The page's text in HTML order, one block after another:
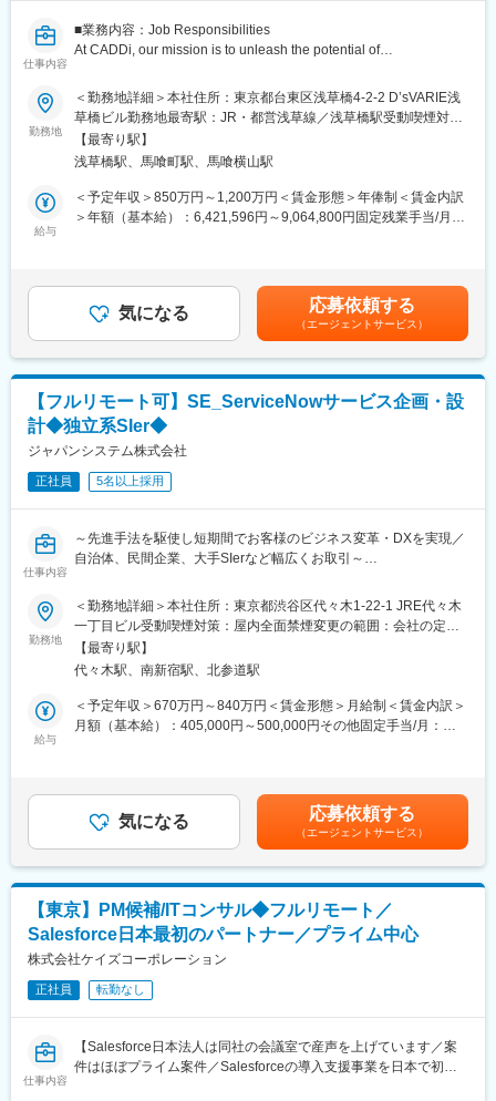
駅、藤沢駅、横須賀駅、横浜駅、相模原駅、川崎駅、平塚駅、茅
ケ崎駅、大和駅(神奈川県)、本厚木駅、小田原駅、鎌倉駅、秦野
田駅、佐久平駅、飯田駅(長野県)、豊科駅、中野松川駅、飯山駅、
須坂駅、広丘駅、甲府駅、竜王駅、石和温泉駅、富士山駅、山梨
市駅、都留市駅、韮崎駅、大月駅、富山駅、越中中川駅、砺波
駅、黒部駅、魚津駅、滑川駅、金沢駅、福井駅(福井県)、敦賀駅、
浜松駅、静岡駅、富士駅、沼津駅、磐田駅、藤枝駅、岡崎駅、豊
橋駅、名古屋駅、刈谷市駅、名鉄一宮駅、三河安城駅、岐阜駅、
各務ケ原駅、多治見駅、可児駅、四日市駅、津駅、名張駅、布施
県)、宝塚駅、伊丹駅(阪急線)、芦屋駅(東海道本線)、大津駅、草津
駅(滋賀県)、彦根駅、八日市駅、倉敷市駅、岡山駅、津山駅、広島
駅、福山駅、呉駅、西条駅(広島県)、尾道駅、下関駅、山口駅(山
川県)、丸亀駅、徳島駅、阿南駅、鳴門駅、久留米駅、小倉駅(福岡
県)、大牟田駅、筑紫駅、天神駅、大分駅、別府駅(大分県)、中津
駅(大分県)、宮崎駅、延岡駅、都城駅、鹿児島駅、熊本駅、佐賀
駅、長崎駅(長崎県)、佐世保駅、那覇空港駅(鉄道)、秋葉原駅、高
田馬場駅、綾瀬駅、豊田駅、溝の口駅、なんば駅(地下鉄)、心斎橋
駅、天王寺駅、金山駅(愛知県)、伏見駅(愛知県)、博多駅、中洲川
端駅、山科駅、久喜駅、本八幡駅(総武線)、大森海岸駅、さっぽろ
駅、函館駅前駅、津軽五所川原駅、田茂山駅、あおば通駅、曽根
田駅、鷹巣駅、工機前駅、佐貫駅、宇都宮駅東口駅、今市駅、中
央前橋駅、西桐生駅、北朝霞駅、池ノ上駅、蓮沼駅、西葛西駅、
岩淵駅、新宿駅(東京メトロ)、東池袋駅、不動前駅、住吉駅(東京
都)、六本木一丁目駅、布田駅、稲荷町駅(東京都)、立川北駅、三
越前駅、二重橋前駅、桜街道駅、京成船橋駅、京成千葉駅、北習
志野駅、野田市駅、京成成田駅、仲ノ町駅、逸見駅、新高島駅、
山駅、西松本駅、岩村田駅、南豊科駅、上大月駅、志貴野中学校
前駅、新魚津駅、北鉄金沢駅、福井駅、新浜松駅、新静岡駅、新
ンド駅、宝塚南口駅、新伊丹駅、芦屋川駅、上栄町駅、新八日市
駅、倉敷駅、岡山駅前駅、電鉄出雲市駅、高知駅前駅、宮田町
駅、高松築港駅、眉山ロープウェイ山麓駅、西鉄福岡駅、鹿児島
駅前駅、熊本駅前駅、長崎駅前駅、佐世保中央駅、神泉駅、岩本
町駅、西早稲田駅、青井駅、高津駅(神奈川県)、大阪難波駅、四ツ
橋駅、大阪阿部野橋駅、東別院駅、丸の内駅(愛知県)、祇園駅(福
岡県)、櫛田神社前駅、京阪山科駅、本八幡駅(都営線)、北１２条
駅、松風町駅、広瀬通駅、東宿郷駅、東北沢駅、京成関屋駅、新
宿三丁目駅、都電雑司ケ谷駅、麻布十番駅、京成上野駅、立川南
駅、茅場町駅、京橋駅(東京都)、東海神駅、栄町駅(千葉県)、汐入
駅、大阪梅田駅(阪神線)、東寺駅、阪神国道駅、西新町駅、高速神
戸駅、芦屋駅(阪神線)、西川緑道公園駅、猿猴橋町駅、高知橋駅、
仕事内容
■業務内容：Job Responsibilities
At CADDi, our mission is to unleash the potential of
delivering an AI-powered data platform for the industry. We are
delivering value not only to customers in Japan, but also across
the US and ASEAN countries, and we are growing at a pace far
exceeding the T2D3 benchmark.
In addition, our engineering organization is entering an exciting
new phase, where we are opening the doors not only to
Japanese-speaking professionals, but also to global talent from
around the world. We’re seeking individuals with strong technical
this exciting new stage of growth.
These materials are a great place to start if you want to
understand who we are and what we do.
勤務地
＜勤務地詳細＞本社住所：東京都台東区浅草橋4-2-2 D’sVARIE浅
草橋ビル勤務地最寄駅：JR・都営浅草線／浅草橋駅受動喫煙対
策：屋内全面禁煙
【最寄り駅】
浅草橋駅、馬喰町駅、馬喰横山駅
給与
＜予定年収＞850万円～1,200万円＜賃金形態＞年俸制＜賃金内訳
＞年額（基本給）：6,421,596円～9,064,800円固定残業手当/月：
給与補足＞※別途ストックオプション付与あり■給与改定：原則年
2回賃金はあくまでも目安の金額であり、選考を通じて上下する可
能性があります。月給(月額)は固定手当を含めた表記です。
気になる 応募依頼する
（エージェントサービス）
【フルリモート可】SE_ServiceNowサービス企画・設
計◆独立系SIer◆
ジャパンシステム株式会社
正社員 5名以上採用
仕事内容
～先進手法を駆使し短期間でお客様のビジネス変革・DXを実現／
自治体、民間企業、大手SIerなど幅広くお取引～
【概要】
・ServiceNowを活用したWebサービスの企画・設計をお任せしま
す。
【募集背景】
・企業や自治体などのDX推進を支えるソリューションサービス提
供をさらに拡大していくこととなりました。ビジネス拡大に向
け、ServiceNowを活用した新たなサービスを企画・設計できる人
【働き方】
・フルリモートワーク（全国可能）にて就労いただけます。
※年に数回、東京本社に出社いただきます。
【やりがい】
・アジャイル、ローコード／ノーコードなどの先進手法を駆使し
短期間でお客様のビジネス変革・DXを実現できます。
レンジに活かせるサイクルが満足度の高い体験を生み出します。
2024年4月に設立したServiceNow事業本部ですが、楽しくフラッ
トな社内環境でチャレンジを推奨する方針のもとエキサイティン
勤務地
＜勤務地詳細＞本社住所：東京都渋谷区代々木1-22-1 JRE代々木
一丁目ビル受動喫煙対策：屋内全面禁煙変更の範囲：会社の定め
る事業所（リモートワーク含む）
【最寄り駅】
代々木駅、南新宿駅、北参道駅
給与
＜予定年収＞670万円～840万円＜賃金形態＞月給制＜賃金内訳＞
月額（基本給）：405,000円～500,000円その他固定手当/月：
る可能性があります。月給(月額)は固定手当を含めた表記です。
気になる 応募依頼する
（エージェントサービス）
【東京】PM候補/ITコンサル◆フルリモート／
Salesforce日本最初のパートナー／プライム中心
株式会社ケイズコーポレーション
正社員 転勤なし
仕事内容
【Salesforce日本法人は同社の会議室で産声を上げています／案
件はほぼプライム案件／Salesforceの導入支援事業を日本で初め